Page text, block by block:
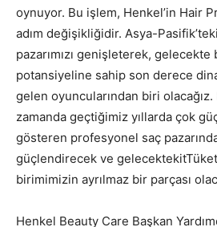
oynuyor. Bu işlem, Henkel’in Hair
adım değişikliğidir. Asya-
pazarımızı genişleterek,
potansiyeline sahip son derece
gelen oyuncularından biri olacağız.
zamanda geçtiğimiz yıllarda çok
gösteren profesyonel saç
güçlendirecek ve
birimimizin ayrılmaz bir parçası
Henkel Beauty Care Başkan